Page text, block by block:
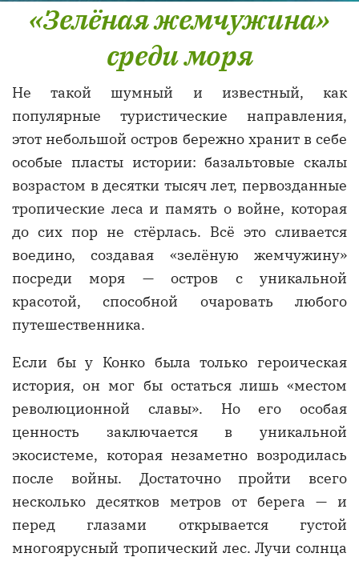
«Зелёная жемчужина»
среди моря
Не такой шумный и известный, как
популярные туристические направления,
этот небольшой остров бережно хранит в себе
особые пласты истории: базальтовые скалы
возрастом в десятки тысяч лет, первозданные
тропические леса и память о войне, которая
до сих пор не стёрлась. Всё это сливается
воедино, создавая «зелёную жемчужину»
посреди моря — остров с уникальной
красотой, способной очаровать любого
путешественника.
Если бы у Конко была только героическая
история, он мог бы остаться лишь «местом
революционной славы». Но его особая
ценность заключается в уникальной
экосистеме, которая незаметно возродилась
после войны. Достаточно пройти всего
несколько десятков метров от берега — и
перед глазами открывается густой
многоярусный тропический лес. Лучи солнца